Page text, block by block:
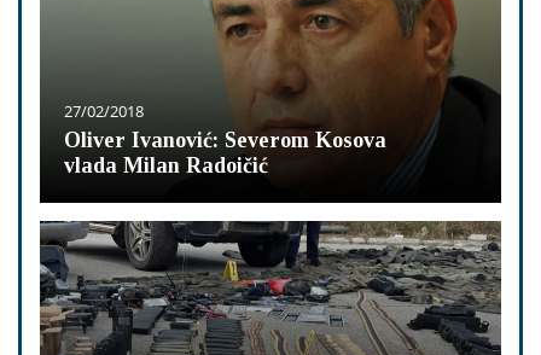
27/02/2018
Oliver Ivanović: Severom Kosova
vlada Milan Radoičić